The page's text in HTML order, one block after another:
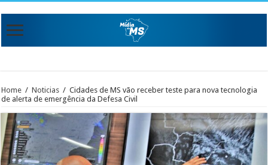
Home / Noticias / Cidades de MS vão receber teste para nova tecnologia
de alerta de emergência da Defesa Civil